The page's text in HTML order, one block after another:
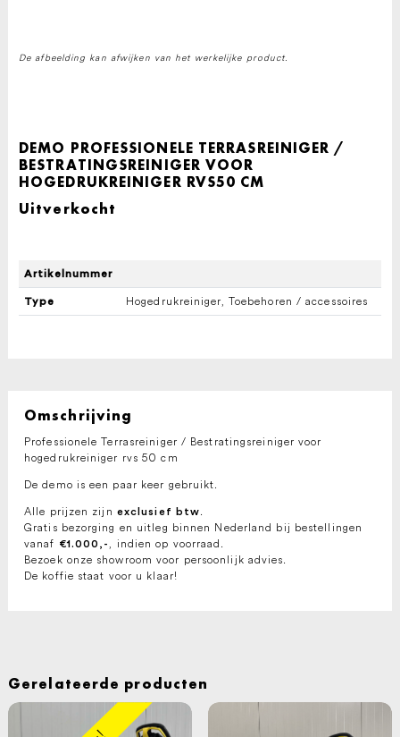
De afbeelding kan afwijken van het werkelijke product.
DEMO PROFESSIONELE TERRASREINIGER /
BESTRATINGSREINIGER VOOR
HOGEDRUKREINIGER RVS50 CM
Uitverkocht
Artikelnummer
Type Hogedrukreiniger, Toebehoren / accessoires
Omschrijving
Professionele Terrasreiniger / Bestratingsreiniger voor
hogedrukreiniger rvs 50 cm
De demo is een paar keer gebruikt.
Alle prijzen zijn exclusief btw.
Gratis bezorging en uitleg binnen Nederland bij bestellingen
vanaf €1.000,- , indien op voorraad.
Bezoek onze showroom voor persoonlijk advies.
De koffie staat voor u klaar!
Gerelateerde producten